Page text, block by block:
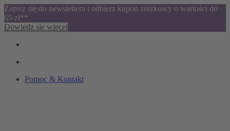
Zapisz się do newslettera i odbierz kupon zniżkowy o wartości do
65 zł**
Dowiedz się więcej
Pomoc & Kontakt